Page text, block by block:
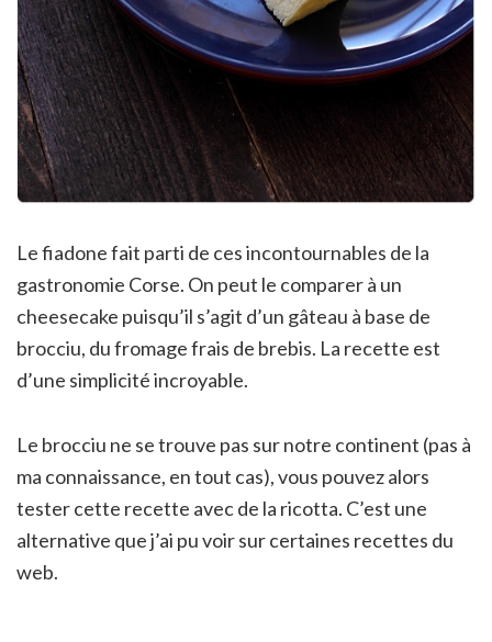
Le fiadone fait parti de ces incontournables de la
gastronomie Corse. On peut le comparer à un
cheesecake puisqu’il s’agit d’un gâteau à base de
brocciu, du fromage frais de brebis. La recette est
d’une simplicité incroyable.
Le brocciu ne se trouve pas sur notre continent (pas à
ma connaissance, en tout cas), vous pouvez alors
tester cette recette avec de la ricotta. C’est une
alternative que j’ai pu voir sur certaines recettes du
web.